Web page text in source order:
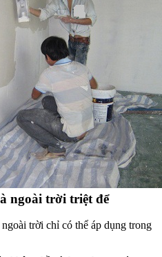
ngoài trời triệt để
trời chỉ có thể áp dụng trong